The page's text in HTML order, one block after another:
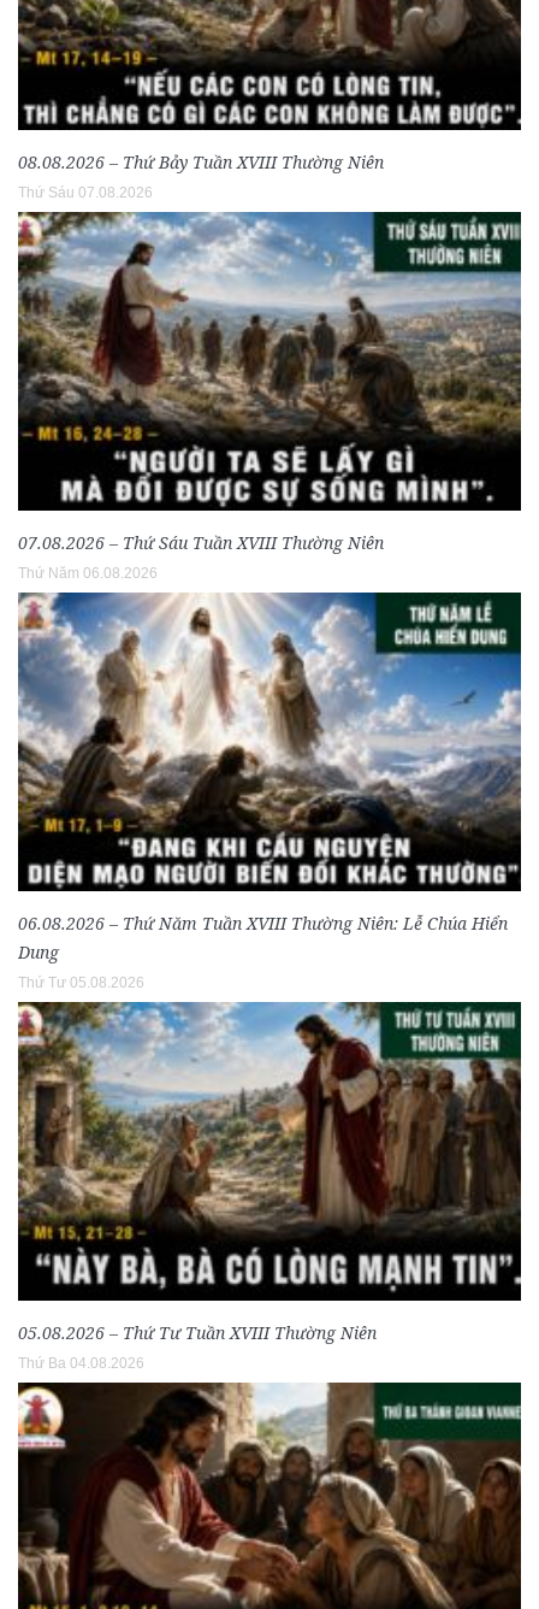
08.08.2026 – Thứ Bảy Tuần XVIII Thường Niên
Thứ Sáu 07.08.2026
07.08.2026 – Thứ Sáu Tuần XVIII Thường Niên
Thứ Năm 06.08.2026
06.08.2026 – Thứ Năm Tuần XVIII Thường Niên: Lễ Chúa Hiển
Dung
Thứ Tư 05.08.2026
05.08.2026 – Thứ Tư Tuần XVIII Thường Niên
Thứ Ba 04.08.2026